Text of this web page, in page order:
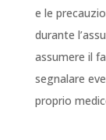
e le
durante
assumere il
segnalare
proprio